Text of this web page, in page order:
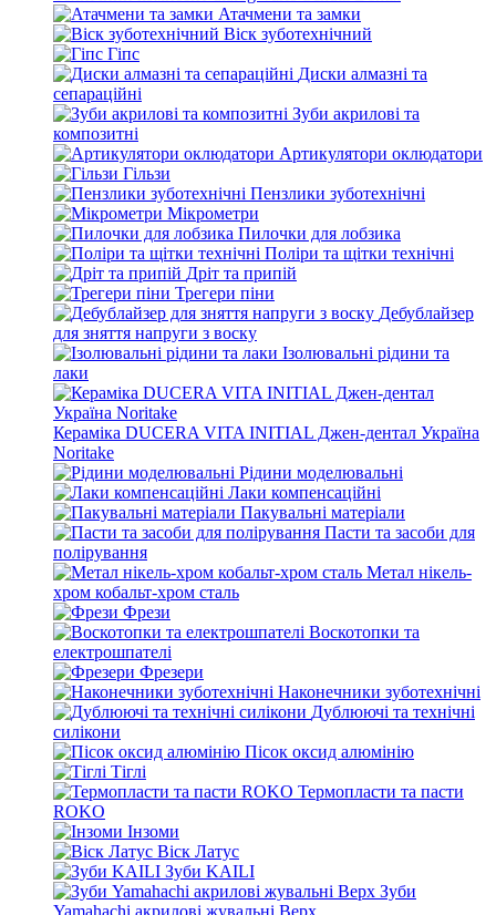
Атачмени та замки
Віск зуботехнічний
Гіпс
Диски алмазні та
сепараційні
Зуби акрилові та
композитні
Артикулятори оклюдатори
Гільзи
Пензлики зуботехнічні
Мікрометри
Пилочки для лобзика
Поліри та щітки технічні
Дріт та припій
Трегери піни
Дебублайзер
для зняття напруги з воску
Ізолювальні рідини та
лаки
Кераміка DUCERA VITA INITIAL Джен-дентал Україна
Noritake
Рідини моделювальні
Лаки компенсаційні
Пакувальні матеріали
Пасти та засоби для
полірування
Метал нікель-
хром кобальт-хром сталь
Фрези
Воскотопки та
електрошпателі
Фрезери
Наконечники зуботехнічні
Дублюючі та технічні
силікони
Пісок оксид алюмінію
Тіглі
Термопласти та пасти
ROKO
Інзоми
Віск Латус
Зуби KAILI
Зуби
Yamahachi акрилові жувальні Верх